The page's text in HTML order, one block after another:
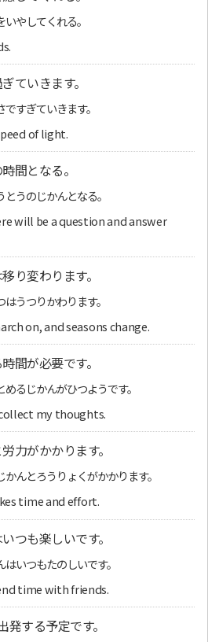
やしてくれる。
ていきます。
すぎていきます。
of light.
間となる。
うのじかんとなる。
will be a question and answer
り変わります。
うつりかわります。
on, and seasons change.
間が必要です。
るじかんがひつようです。
my thoughts.
力がかかります。
んとろうりょくがかかります。
time and effort.
つも楽しいです。
いつもたのしいです。
time with friends.
する予定です。